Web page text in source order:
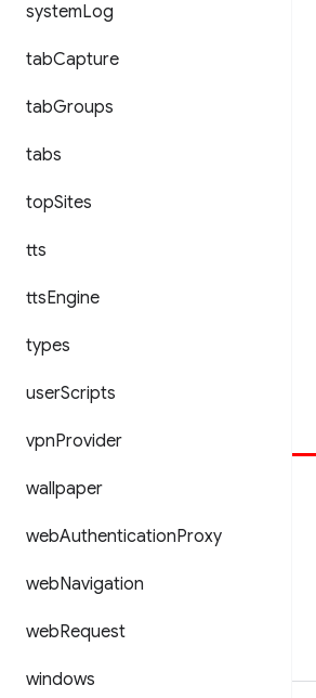
systemLog
tabCapture
tabGroups
tabs
topSites
tts
ttsEngine
types
userScripts
vpnProvider
wallpaper
webAuthenticationProxy
webNavigation
webRequest
windows
सहयोग करें
बग दायर करें